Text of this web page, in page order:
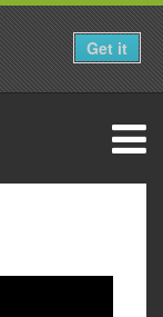
Get it